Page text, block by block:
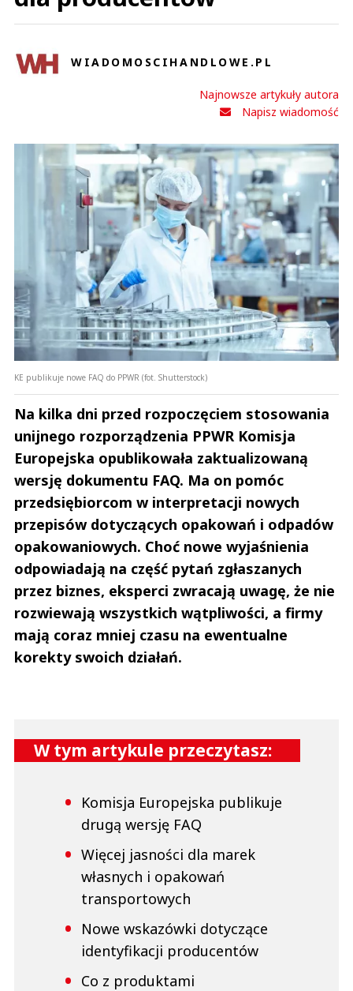
WIADOMOSCIHANDLOWE.PL
Najnowsze artykuły autora
Napisz wiadomość
KE publikuje nowe FAQ do PPWR (fot. Shutterstock)
Na kilka dni przed rozpoczęciem stosowania
unijnego rozporządzenia PPWR Komisja
Europejska opublikowała zaktualizowaną
wersję dokumentu FAQ. Ma on pomóc
przedsiębiorcom w interpretacji nowych
przepisów dotyczących opakowań i odpadów
opakowaniowych. Choć nowe wyjaśnienia
odpowiadają na część pytań zgłaszanych
przez biznes, eksperci zwracają uwagę, że nie
rozwiewają wszystkich wątpliwości, a firmy
mają coraz mniej czasu na ewentualne
korekty swoich działań.
W tym artykule przeczytasz:
Komisja Europejska publikuje
drugą wersję FAQ
Więcej jasności dla marek
własnych i opakowań
transportowych
Nowe wskazówki dotyczące
identyfikacji producentów
Co z produktami